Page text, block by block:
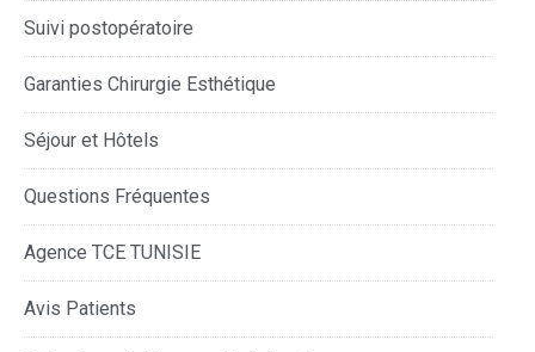
Suivi postopératoire
Garanties Chirurgie Esthétique
Séjour et Hôtels
Questions Fréquentes
Agence TCE TUNISIE
Avis Patients